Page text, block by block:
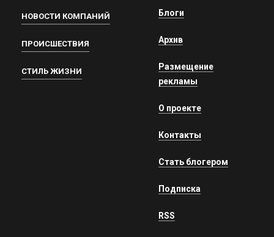
НОВОСТИ КОМПАНИЙ
ПРОИСШЕСТВИЯ
СТИЛЬ ЖИЗНИ
Блоги
Архив
Размещение
рекламы
О проекте
Контакты
Стать блогером
Подписка
RSS